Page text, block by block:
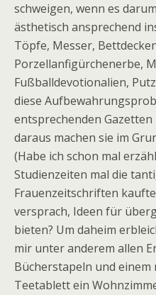
schweigen, wenn es
ästhetisch ansprechend
Töpfe, Messer,
Porzellanfigürchenerbe,
Fußballdevotionalien,
diese
entsprechenden
daraus machen sie im
(Habe ich schon mal
Studienzeiten mal die
Frauenzeitschriften
versprach, Ideen für
bieten? Um daheim
mir unter anderem allen
Bücherstapeln und
Teetablett ein